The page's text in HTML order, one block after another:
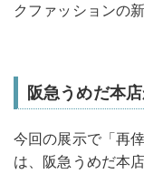
クファッションの
阪急うめだ本
今回の展示で「再
は、阪急うめだ本